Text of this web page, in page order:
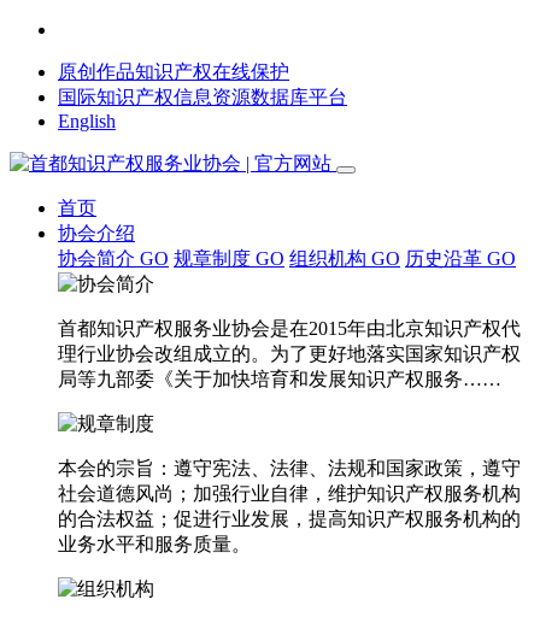
原创作品知识产权在线保护
国际知识产权信息资源数据库平台
English
首页
协会介绍
协会简介 GO 规章制度 GO 组织机构 GO 历史沿革 GO
首都知识产权服务业协会是在2015年由北京知识产权代
理行业协会改组成立的。为了更好地落实国家知识产权
局等九部委《关于加快培育和发展知识产权服务……
本会的宗旨：遵守宪法、法律、法规和国家政策，遵守
社会道德风尚；加强行业自律，维护知识产权服务机构
的合法权益；促进行业发展，提高知识产权服务机构的
业务水平和服务质量。